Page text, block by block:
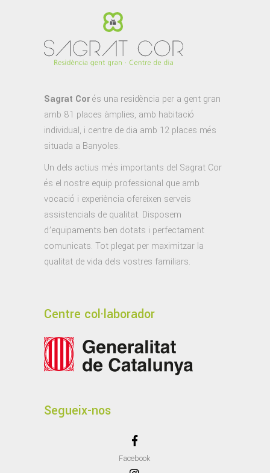
Sagrat Corés una residència per a gent gran
amb 81 places àmplies, amb habitació
individual, i centre de dia amb 12 places més
situada a Banyoles.
Un dels actius més importants del Sagrat Cor
és el nostre equip professional que amb
vocació i experiència ofereixen serveis
assistencials de qualitat. Disposem
d’equipaments ben dotats i perfectament
comunicats. Tot plegat per maximitzar la
qualitat de vida dels vostres familiars.
Centre col·laborador
Segueix-nos
Facebook